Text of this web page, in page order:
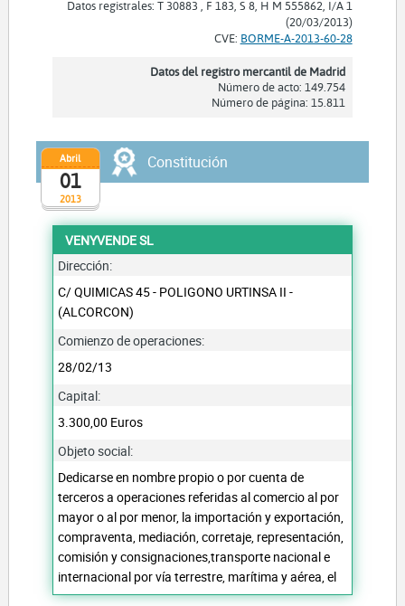
Datos registrales: T 30883 , F 183, S 8, H M 555862, I/A 1
(20/03/2013)
CVE: BORME-A-2013-60-28
Datos del registro mercantil de Madrid
Número de acto: 149.754
Número de página: 15.811
2013
Abril
01
Constitución
VENYVENDE SL
Dirección:
C/ QUIMICAS 45 - POLIGONO URTINSA II -
(ALCORCON)
Comienzo de operaciones:
28/02/13
Capital:
3.300,00 Euros
Objeto social:
Dedicarse en nombre propio o por cuenta de
terceros a operaciones referidas al comercio al por
mayor o al por menor, la importación y exportación,
compraventa, mediación, corretaje, representación,
comisión y consignaciones,transporte nacional e
internacional por vía terrestre, marítima y aérea, el